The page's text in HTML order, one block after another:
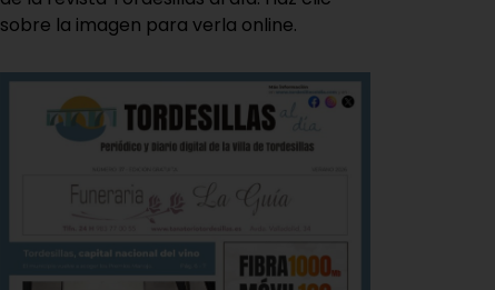
sobre la imagen para verla online.